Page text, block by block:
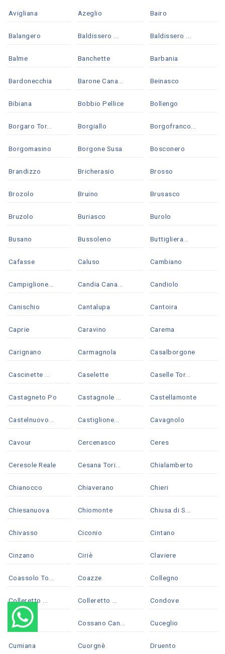
Avigliana Azeglio Bairo
Balangero Baldissero ... Baldissero ...
Balme Banchette Barbania
Bardonecchia Barone Cana... Beinasco
Bibiana Bobbio Pellice Bollengo
Borgaro Tor... Borgiallo Borgofranco...
Borgomasino Borgone Susa Bosconero
Brandizzo Bricherasio Brosso
Brozolo Bruino Brusasco
Bruzolo Buriasco Burolo
Busano Bussoleno Buttigliera...
Cafasse Caluso Cambiano
Campiglione... Candia Cana... Candiolo
Canischio Cantalupa Cantoira
Caprie Caravino Carema
Carignano Carmagnola Casalborgone
Cascinette ... Caselette Caselle Tor...
Castagneto Po Castagnole ... Castellamonte
Castelnuovo... Castiglione... Cavagnolo
Cavour Cercenasco Ceres
Ceresole Reale Cesana Tori... Chialamberto
Chianocco Chiaverano Chieri
Chiesanuova Chiomonte Chiusa di S...
Chivasso Ciconio Cintano
Cinzano Ciriè Claviere
Coassolo To... Coazze Collegno
Colleretto ... Colleretto ... Condove
Corio Cossano Can... Cuceglio
Cumiana Cuorgnè Druento